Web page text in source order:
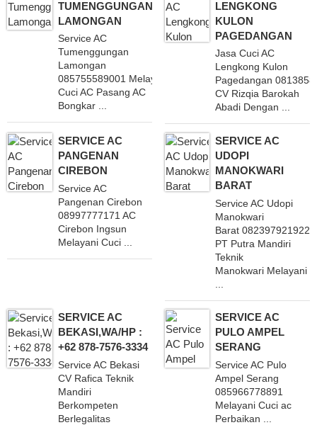
TUMENGGUNGAN
LAMONGAN
Service AC
Tumenggungan
Lamongan
085755589001 Melayani
Cuci AC Pasang AC
Bongkar ...
LENGKONG
KULON
PAGEDANGAN
Jasa Cuci AC
Lengkong Kulon
Pagedangan
CV Rizqia Barokah
Abadi Dengan ...
SERVICE AC
PANGENAN
CIREBON
Service AC
Pangenan Cirebon
08997777171 AC
Cirebon Ingsun
Melayani Cuci ...
SERVICE AC
UDOPI
MANOKWARI
BARAT
Service AC Udopi
Manokwari
Barat 082397921922
PT Putra Mandiri
Teknik
Manokwari Melayani
SERVICE AC
BEKASI,WA/HP :
+62 878-7576-3334
Service AC Bekasi
CV Rafica Teknik
Mandiri
Berkompeten
Berlegalitas
SERVICE AC
PULO AMPEL
SERANG
Service AC Pulo
Ampel Serang
085966778891
Melayani Cuci ac
Perbaikan ...